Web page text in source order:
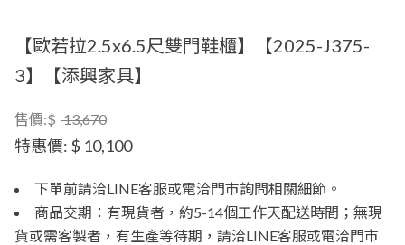
【歐若拉2.5x6.5尺雙門鞋櫃】【2025-J375-
3】【添興家具】
售價:$ 13,670
特惠價: $ 10,100
下單前請洽LINE客服或電洽門市詢問相關細節。
商品交期：有現貨者，約5-14個工作天配送時間；無現
貨或需客製者，有生產等待期，請洽LINE客服或電洽門市